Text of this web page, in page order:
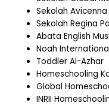
Sekolah Avicenna
Sekolah Regina
Abata English
Noah
Toddler Al-Azhar
Homeschooling
Global
INRII